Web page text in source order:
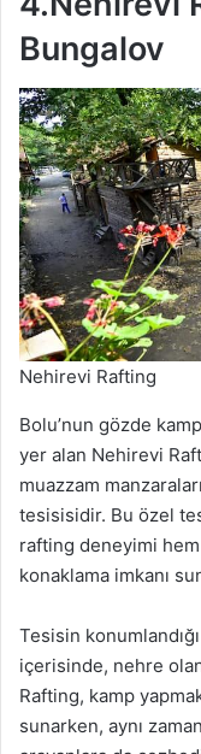
Bungalov
Nehirevi Rafting
Bolu’nun gözde
yer alan Nehirevi
muazzam
tesisisidir. Bu özel
rafting deneyimi
konaklama imkanı
Tesisin
içerisinde, nehre
Rafting, kamp
sunarken, aynı